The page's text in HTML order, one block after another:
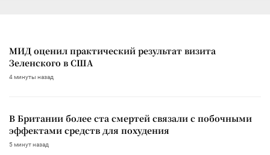
МИД оценил практический результат визита
Зеленского в США
4 минуты назад
В Британии более ста смертей связали с побочными
эффектами средств для похудения
5 минут назад